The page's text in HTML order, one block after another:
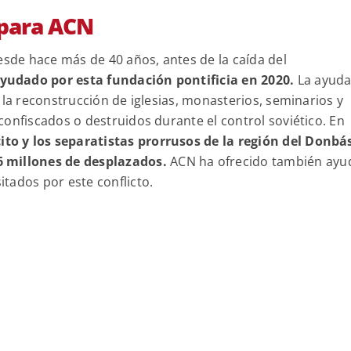
ACN
hace más de 40 años, antes de la caída del
por esta fundación pontificia en 2020. La
reconstrucción de iglesias, monasterios, seminarios y
o destruidos durante el control soviético. En
y los separatistas prorrusos de la región del
millones de desplazados.ACN ha ofrecido también
por este conflicto.